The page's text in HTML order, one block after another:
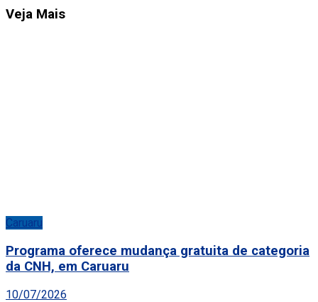
Veja Mais
Caruaru
Programa oferece mudança gratuita de categoria
da CNH, em Caruaru
10/07/2026